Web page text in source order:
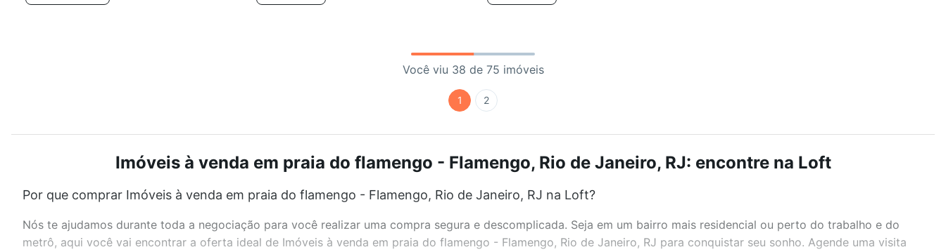
Você viu 38 de 75 imóveis
1 2
Imóveis à venda em praia do flamengo - Flamengo, Rio de Janeiro, RJ: encontre na Loft
Por que comprar Imóveis à venda em praia do flamengo - Flamengo, Rio de Janeiro, RJ na Loft?
Nós te ajudamos durante toda a negociação para você realizar uma compra segura e descomplicada. Seja em um bairro mais residencial ou perto do trabalho e do
metrô, aqui você vai encontrar a oferta ideal de Imóveis à venda em praia do flamengo - Flamengo, Rio de Janeiro, RJ para conquistar seu sonho. Agende uma visita